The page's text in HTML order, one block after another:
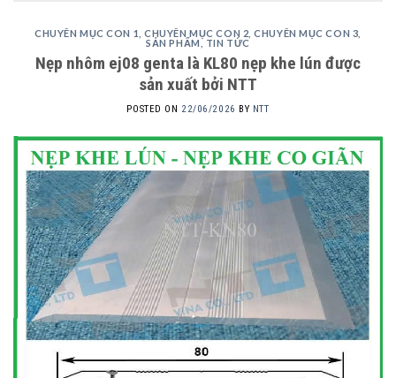
CHUYÊN MỤC CON 1 ,CHUYÊN MỤC CON 2 ,CHUYÊN MỤC CON 3
SẢN PHẨM
TIN TỨC
Nẹp nhôm ej08 genta là KL80 nẹp khe lún được
sản xuất bởi NTT
POSTED ON 22/06/2026 BY NTT